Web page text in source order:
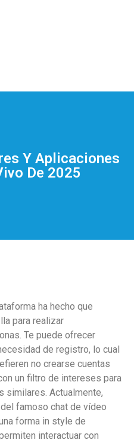
Y Aplicaciones
De 2025
ha hecho que
para realizar
Te puede ofrecer
de registro, lo cual
no crearse cuentas
un filtro de intereses para
similares. Actualmente,
famoso chat de vídeo
forma in style de
interactuar con